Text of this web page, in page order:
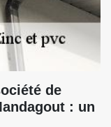
de
: un